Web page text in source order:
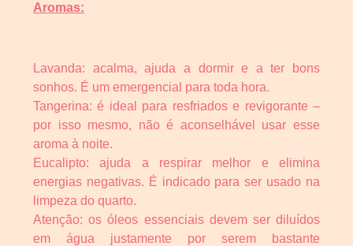
Aromas:
Lavanda: acalma, ajuda a dormir e a ter bons
sonhos. É um emergencial para toda hora.
Tangerina: é ideal para resfriados e revigorante –
por isso mesmo, não é aconselhável usar esse
aroma à noite.
Eucalipto: ajuda a respirar melhor e elimina
energias negativas. É indicado para ser usado na
limpeza do quarto.
Atenção: os óleos essenciais devem ser diluídos
em água justamente por serem bastante